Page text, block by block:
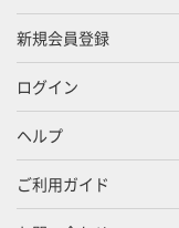
新規会員登録
ログイン
ヘルプ
ご利用ガイド